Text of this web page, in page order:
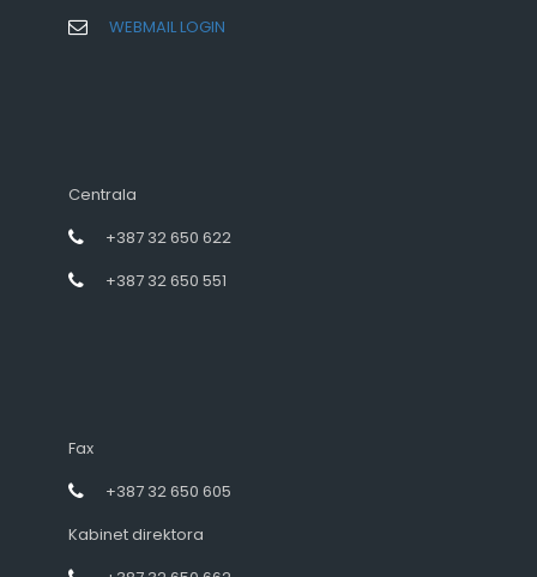
WEBMAIL LOGIN
Centrala
+387 32 650 622
+387 32 650 551
Fax
+387 32 650 605
Kabinet direktora